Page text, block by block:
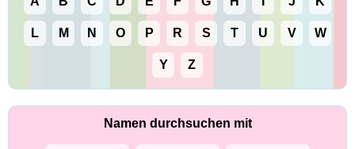
L M N O P R S T U V W
Y Z
Namen durchsuchen mit